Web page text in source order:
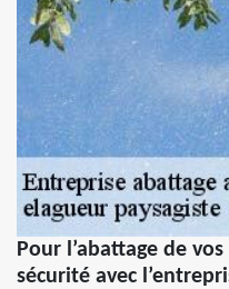
Pour l’abattage de
sécurité avec